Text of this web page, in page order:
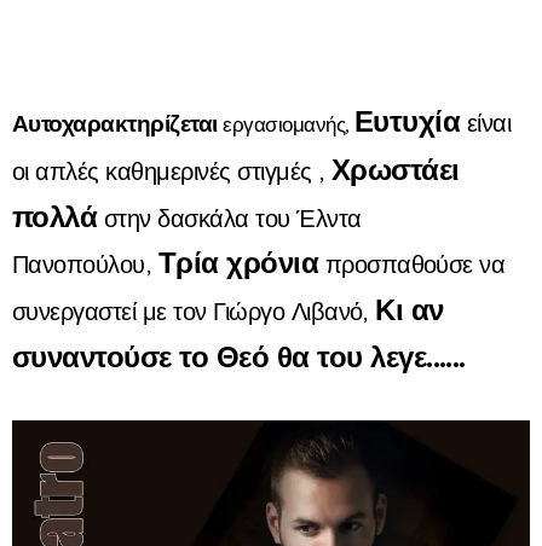
Αυτοχαρακτηρίζεταιεργασιομανής, Ευτυχία είναι
οι απλές καθημερινές στιγμές , Χρωστάει
πολλάστην δασκάλα του Έλντα
Πανοπούλου, Τρία χρόνια προσπαθούσε να
συνεργαστεί με τον Γιώργο Λιβανό, Κι αν
συναντούσε το Θεό θα του λεγε......